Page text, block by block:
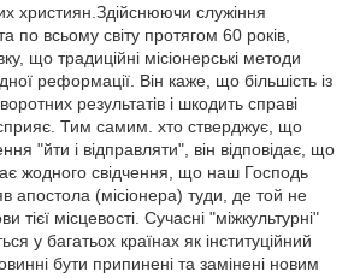
християн.Здійснюючи служіння
по всьому світу протягом 60 років,
що традиційні місіонерські методи
реформації. Він каже, що більшість із
результатів і шкодить справі
Тим самим. хто стверджує, що
"йти і відправляти", він відповідає, що
жодного свідчення, що наш Господь
апостола (місіонера) туди, де той не
тієї місцевості. Сучасні "міжкультурні"
у багатьох країнах як інституційний
бути припинені та замінені новим